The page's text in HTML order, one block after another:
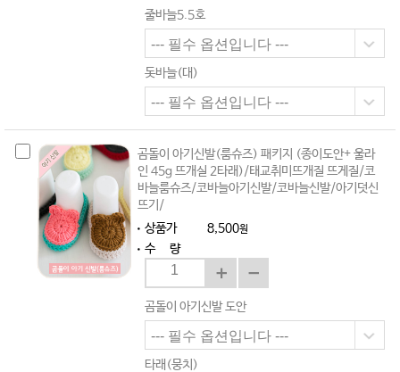
줄바늘5.5호
돗바늘(대)
곰돌이 아기신발(룸슈즈) 패키지 (종이도안+ 울라
인 45g 뜨개실 2타래)/태교취미뜨개질 뜨게질/코
바늘룸슈즈/코바늘아기신발/코바늘신발/아기덧신
뜨기/
상품가
8,500원
수 량
곰돌이 아기신발 도안
타래(뭉치)